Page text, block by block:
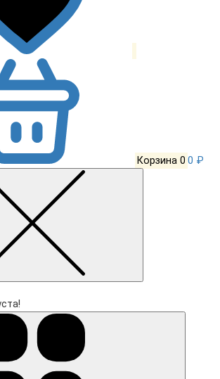
Корзина 0 0 ₽